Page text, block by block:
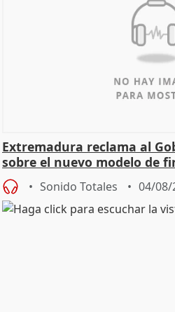
Extremadura reclama al
sobre el nuevo modelo de
Sonido Totales 04/08/